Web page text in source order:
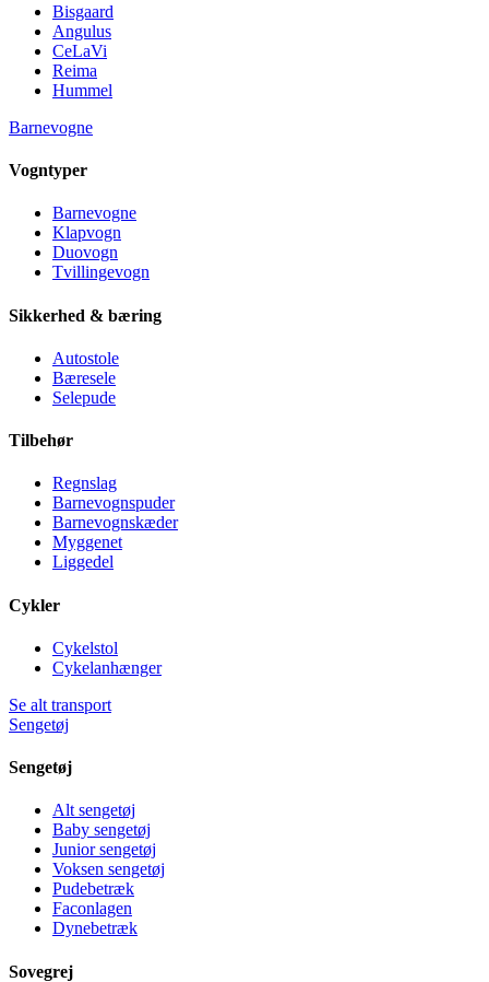
Bisgaard
Angulus
CeLaVi
Reima
Hummel
Barnevogne
Vogntyper
Barnevogne
Klapvogn
Duovogn
Tvillingevogn
Sikkerhed & bæring
Autostole
Bæresele
Selepude
Tilbehør
Regnslag
Barnevognspuder
Barnevognskæder
Myggenet
Liggedel
Cykler
Cykelstol
Cykelanhænger
Se alt transport
Sengetøj
Sengetøj
Alt sengetøj
Baby sengetøj
Junior sengetøj
Voksen sengetøj
Pudebetræk
Faconlagen
Dynebetræk
Sovegrej